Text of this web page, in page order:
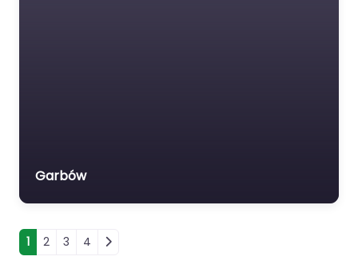
Garbów
Nawigacja po wpisach
1 2 3 4